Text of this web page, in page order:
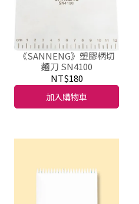
《SANNENG》塑膠柄切
麵刀 SN4100
NT$180
加入購物車